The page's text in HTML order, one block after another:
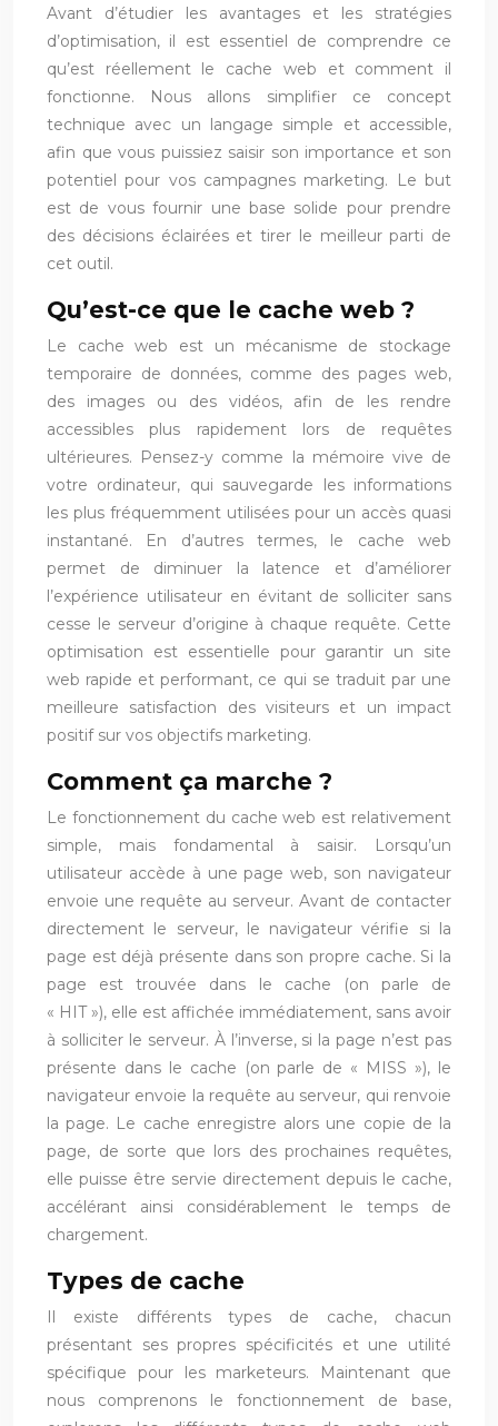
Avant d’étudier les avantages et les stratégies
d’optimisation, il est essentiel de comprendre ce
qu’est réellement le cache web et comment il
fonctionne. Nous allons simplifier ce concept
technique avec un langage simple et accessible,
afin que vous puissiez saisir son importance et son
potentiel pour vos campagnes marketing. Le but
est de vous fournir une base solide pour prendre
des décisions éclairées et tirer le meilleur parti de
cet outil.
Qu’est-ce que le cache web ?
Le cache web est un mécanisme de stockage
temporaire de données, comme des pages web,
des images ou des vidéos, afin de les rendre
accessibles plus rapidement lors de requêtes
ultérieures. Pensez-y comme la mémoire vive de
votre ordinateur, qui sauvegarde les informations
les plus fréquemment utilisées pour un accès quasi
instantané. En d’autres termes, le cache web
permet de diminuer la latence et d’améliorer
l’expérience utilisateur en évitant de solliciter sans
cesse le serveur d’origine à chaque requête. Cette
optimisation est essentielle pour garantir un site
web rapide et performant, ce qui se traduit par une
meilleure satisfaction des visiteurs et un impact
positif sur vos objectifs marketing.
Comment ça marche ?
Le fonctionnement du cache web est relativement
simple, mais fondamental à saisir. Lorsqu’un
utilisateur accède à une page web, son navigateur
envoie une requête au serveur. Avant de contacter
directement le serveur, le navigateur vérifie si la
page est déjà présente dans son propre cache. Si la
page est trouvée dans le cache (on parle de
« HIT »), elle est affichée immédiatement, sans avoir
à solliciter le serveur. À l’inverse, si la page n’est pas
présente dans le cache (on parle de « MISS »), le
navigateur envoie la requête au serveur, qui renvoie
la page. Le cache enregistre alors une copie de la
page, de sorte que lors des prochaines requêtes,
elle puisse être servie directement depuis le cache,
accélérant ainsi considérablement le temps de
chargement.
Types de cache
Il existe différents types de cache, chacun
présentant ses propres spécificités et une utilité
spécifique pour les marketeurs. Maintenant que
nous comprenons le fonctionnement de base,